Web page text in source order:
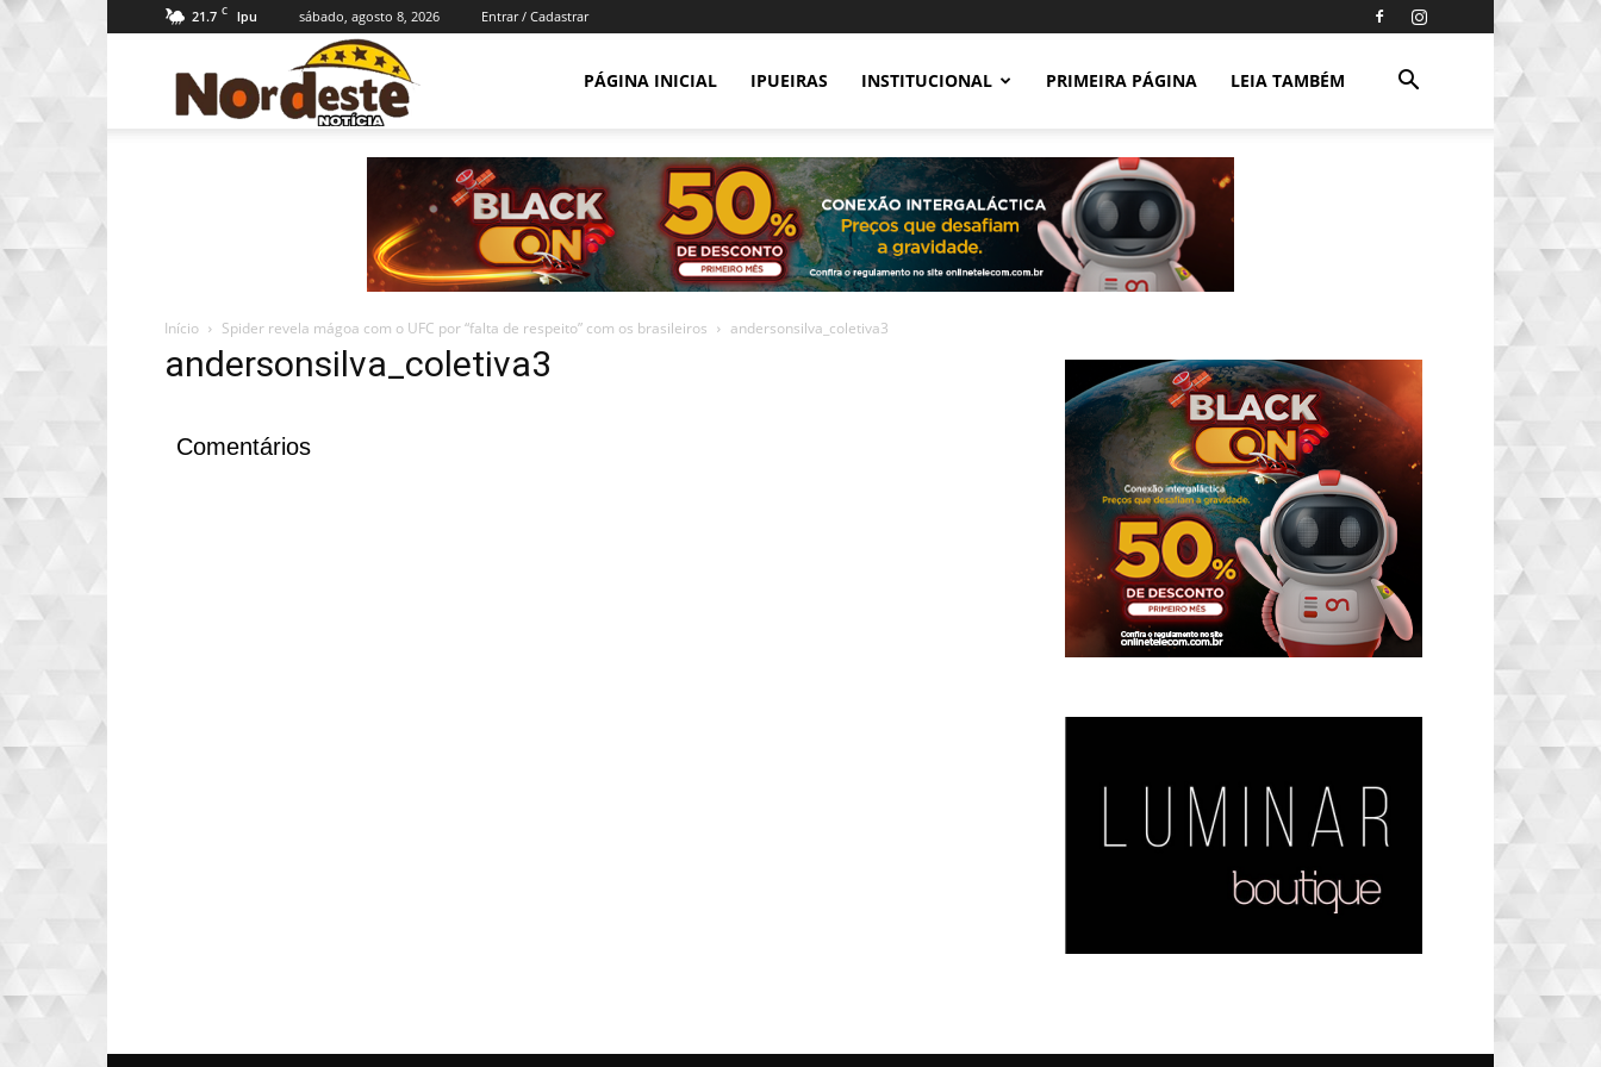
21.7 C Ipu sábado, agosto 8, 2026 Entrar / Cadastrar
Notícia
PÁGINA INICIAL IPUEIRAS INSTITUCIONAL PRIMEIRA PÁGINA LEIA TAMBÉM
Início Spider revela mágoa com o UFC por “falta de respeito” com os brasileiros andersonsilva_coletiva3
andersonsilva_coletiva3
Comentários